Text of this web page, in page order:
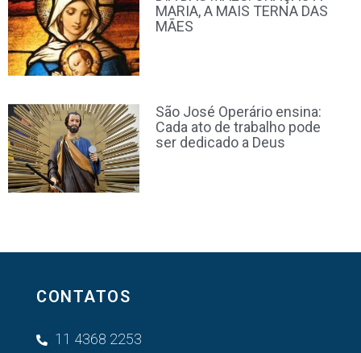
MARIA, A MAIS TERNA DAS
MÃES
São José Operário ensina:
Cada ato de trabalho pode
ser dedicado a Deus
CONTATOS
11 4368 2253